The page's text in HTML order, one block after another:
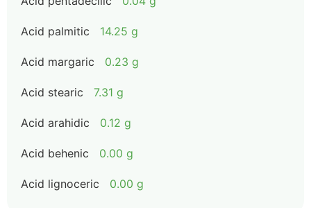
Acid palmitic 14.25 g
Acid margaric 0.23 g
Acid stearic 7.31 g
Acid arahidic 0.12 g
Acid behenic 0.00 g
Acid lignoceric 0.00 g